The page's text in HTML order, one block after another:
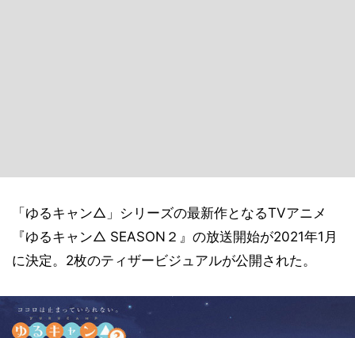
「ゆるキャン△」シリーズの最新作となるTVアニメ
『ゆるキャン△ SEASON２』の放送開始が2021年1月
に決定。2枚のティザービジュアルが公開された。